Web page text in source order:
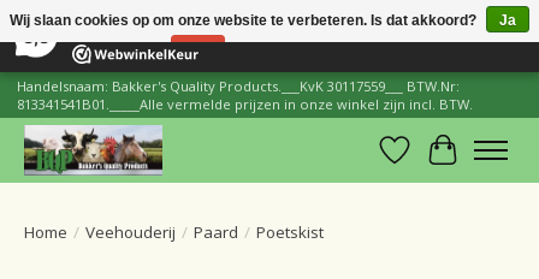
206 Reviews ×
Handelsnaam: Bakker's Quality Products.___KvK 30117559___ BTW.Nr:
813341541B01._____Alle vermelde prijzen in onze winkel zijn incl. BTW.
Verlanglijst
Home / Veehouderij / Paard / Poetskist
Wij slaan cookies op om onze website te verbeteren. Is dat akkoord?
Ja
Nee